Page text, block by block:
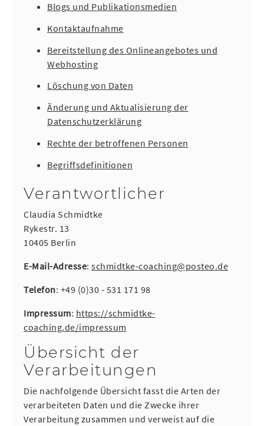
Blogs und Publikationsmedien
Kontaktaufnahme
Bereitstellung des Onlineangebotes und
Webhosting
Löschung von Daten
Änderung und Aktualisierung der
Datenschutzerklärung
Rechte der betroffenen Personen
Begriffsdefinitionen
Verantwortlicher
Claudia Schmidtke
Rykestr. 13
10405 Berlin
E-Mail-Adresse: schmidtke-coaching@posteo.de
Telefon: +49 (0)30 - 531 171 98
Impressum: https://schmidtke-
coaching.de/impressum
Übersicht der
Verarbeitungen
Die nachfolgende Übersicht fasst die Arten der
verarbeiteten Daten und die Zwecke ihrer
Verarbeitung zusammen und verweist auf die